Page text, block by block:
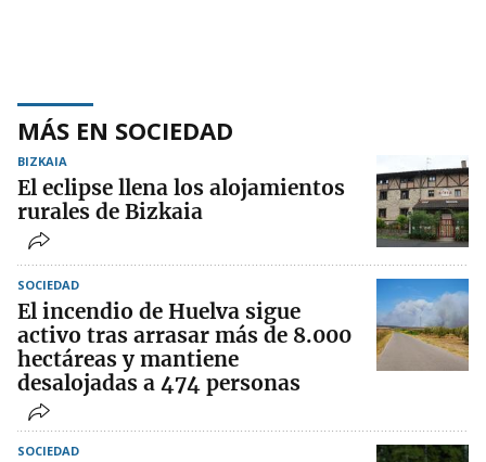
MÁS EN SOCIEDAD
BIZKAIA
El eclipse llena los alojamientos
rurales de Bizkaia
SOCIEDAD
El incendio de Huelva sigue
activo tras arrasar más de 8.000
hectáreas y mantiene
desalojadas a 474 personas
SOCIEDAD